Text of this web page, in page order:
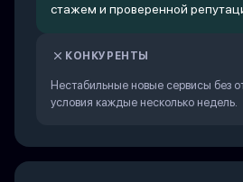
стажем и проверенной
КОНКУРЕНТЫ
Нестабильные новые сервисы без
условия каждые несколько недель.